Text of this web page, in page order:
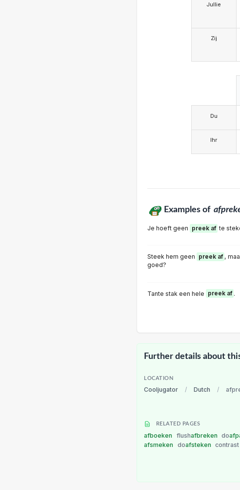
Jullie
Zij
Du
Ihr
Examples of
Je hoeft geen preek af te
Steek hem geen preek af ,
goed?
Tante stak een hele preek af .
Further details about
LOCATION
Cooljugator / Dutch /
RELATED PAGES
afboeken flushafbreken do
afsmeken
doafsteken contrast